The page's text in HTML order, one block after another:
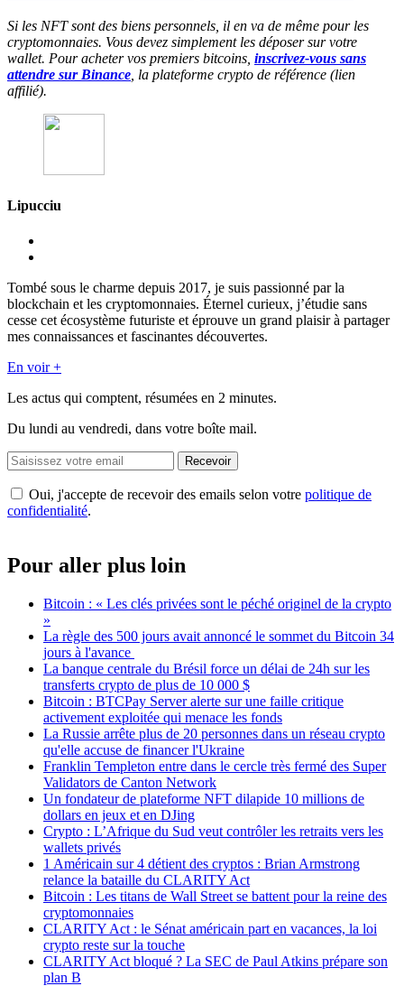
Si les NFT sont des biens personnels, il en va de même pour les
cryptomonnaies. Vous devez simplement les déposer sur votre
wallet. Pour acheter vos premiers bitcoins, inscrivez-vous sans
attendre sur Binance , la plateforme crypto de référence (lien
affilié).
Lipucciu
Tombé sous le charme depuis 2017, je suis passionné par la
blockchain et les cryptomonnaies. Éternel curieux, j’étudie sans
cesse cet écosystème futuriste et éprouve un grand plaisir à partager
mes connaissances et fascinantes découvertes.
En voir +
Les actus qui comptent, résumées en 2 minutes.
Du lundi au vendredi, dans votre boîte mail.
Recevoir
Oui, j'accepte de recevoir des emails selon votre politique de
confidentialité.
Pour aller plus loin
Bitcoin : « Les clés privées sont le péché originel de la crypto
»
La règle des 500 jours avait annoncé le sommet du Bitcoin 34
jours à l'avance
La banque centrale du Brésil force un délai de 24h sur les
transferts crypto de plus de 10 000 $
Bitcoin : BTCPay Server alerte sur une faille critique
activement exploitée qui menace les fonds
La Russie arrête plus de 20 personnes dans un réseau crypto
qu'elle accuse de financer l'Ukraine
Franklin Templeton entre dans le cercle très fermé des Super
Validators de Canton Network
Un fondateur de plateforme NFT dilapide 10 millions de
dollars en jeux et en DJing
Crypto : L’Afrique du Sud veut contrôler les retraits vers les
wallets privés
1 Américain sur 4 détient des cryptos : Brian Armstrong
relance la bataille du CLARITY Act
Bitcoin : Les titans de Wall Street se battent pour la reine des
cryptomonnaies
CLARITY Act : le Sénat américain part en vacances, la loi
crypto reste sur la touche
CLARITY Act bloqué ? La SEC de Paul Atkins prépare son
plan B